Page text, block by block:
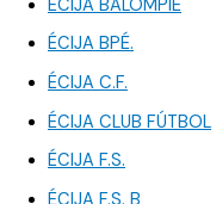
ÉCIJA BALOMPIÉ
ÉCIJA BPÉ.
ÉCIJA C.F.
ÉCIJA CLUB FÚTBOL
ÉCIJA F.S.